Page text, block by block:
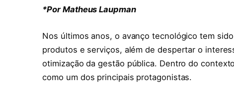
*Por Matheus Laupman
Nos últimos anos, o avanço tecnológico tem
produtos e serviços, além de despertar o
otimização da gestão pública. Dentro do
como um dos principais protagonistas.